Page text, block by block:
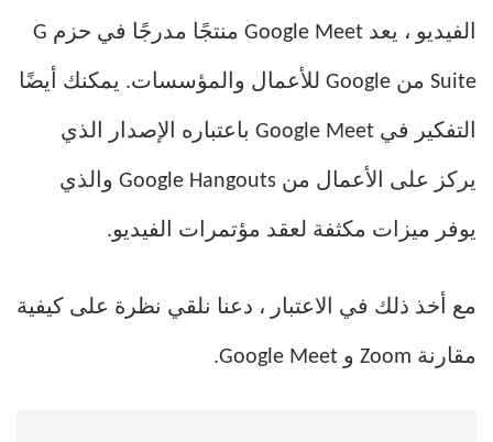
الفيديو ، يعد Google Meet منتجًا مدرجًا في حزم G
Suite من Google للأعمال والمؤسسات. يمكنك أيضًا
التفكير في Google Meet باعتباره الإصدار الذي
يركز على الأعمال من Google Hangouts والذي
يوفر ميزات مكثفة لعقد مؤتمرات الفيديو.
مع أخذ ذلك في الاعتبار ، دعنا نلقي نظرة على كيفية
مقارنة Zoom و Google Meet.